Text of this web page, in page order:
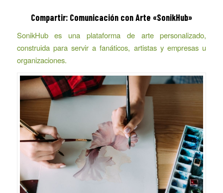
Compartir:Comunicación con Arte «SonikHub»
SonikHub es una plataforma de arte personalizado,
construida para servir a fanáticos, artistas y empresas u
organizaciones.